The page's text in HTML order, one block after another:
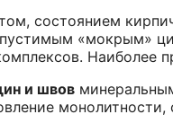
состоянием
«мокрым»
Наиболее
и швов
монолитности,